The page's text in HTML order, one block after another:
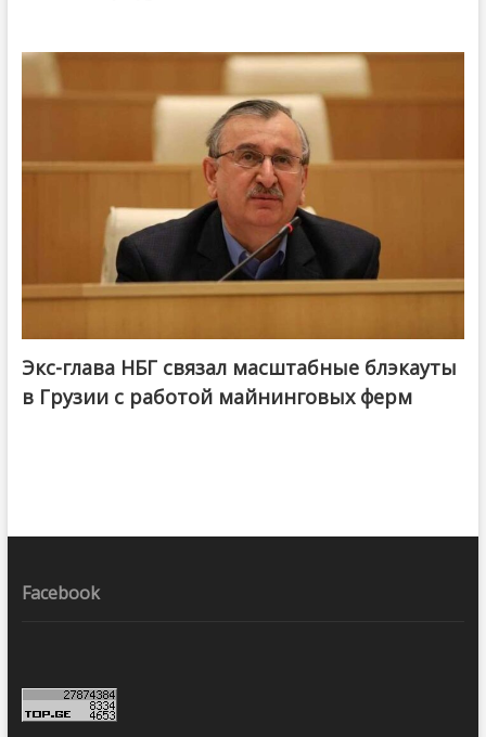
Экс-глава НБГ связал масштабные блэкауты
в Грузии с работой майнинговых ферм
Facebook